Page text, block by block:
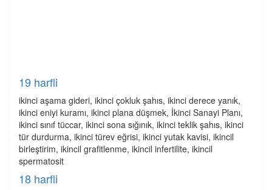
19 harfli
ikinci aşama gideri, ikinci çokluk şahıs, ikinci derece yanık,
ikinci eniyi kuramı, ikinci plana düşmek, İkinci Sanayi Planı,
ikinci sınıf tüccar, ikinci sona sığınık, ikinci teklik şahıs, ikinci
tür durdurma, ikinci türev eğrisi, ikinci yutak kavisi, ikincil
birleştirim, ikincil grafitlenme, ikincil infertilite, ikincil
spermatosit
18 harfli